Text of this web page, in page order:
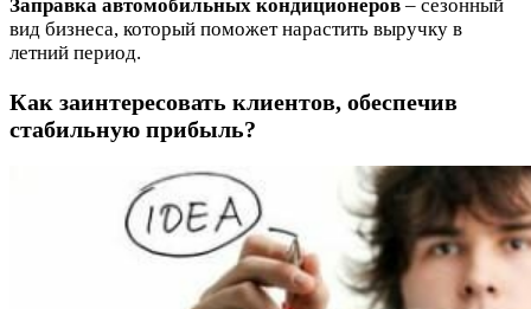
Заправка автомобильных кондиционеров – сезонный
вид бизнеса, который поможет нарастить выручку в
летний период.
Как заинтересовать клиентов, обеспечив
стабильную прибыль?